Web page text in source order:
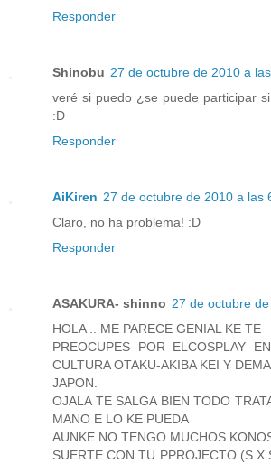
Responder
Shinobu 27 de octubre de 2010 a
veré si puedo ¿se puede participar
:D
Responder
AiKiren 27 de octubre de 2010 a las
Claro, no ha problema! :D
Responder
ASAKURA- shinno 27 de octubre
HOLA .. ME PARECE GENIAL KE TE
PREOCUPES POR ELCOSPLAY
CULTURA OTAKU-AKIBA KEI Y
JAPON.
OJALA TE SALGA BIEN TODO
MANO E LO KE PUEDA
AUNKE NO TENGO MUCHOS
SUERTE CON TU PPROJECTO (S X